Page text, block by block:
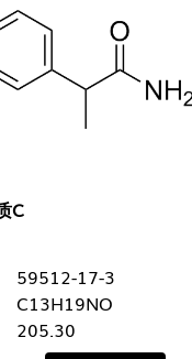
C
59512-17-3
C13H19NO
205.30